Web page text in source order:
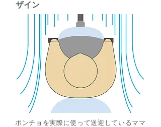
ザイン
ポンチョを実際に使って送迎しているママ